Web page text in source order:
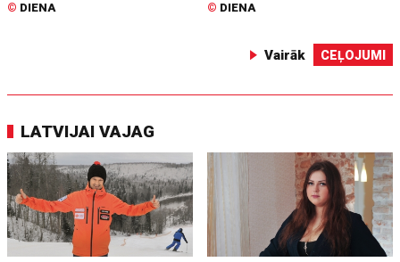
© DIENA © DIENA
Vairāk CEĻOJUMI
LATVIJAI VAJAG